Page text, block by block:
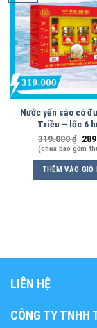
Nước yến sào có
Triều – lốc 6
319.000₫
(chưa bao gồm
THÊM VÀO GIỎ
LIÊN HỆ
CÔNG TY TNHH